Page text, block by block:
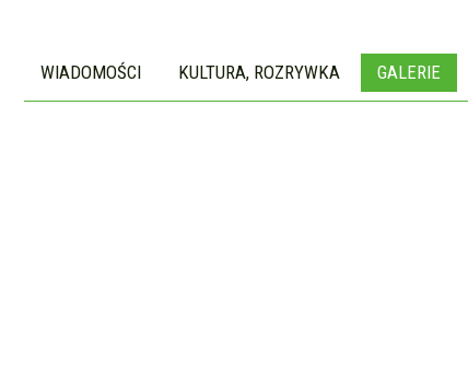
WIADOMOŚCI KULTURA, ROZRYWKA GALERIE